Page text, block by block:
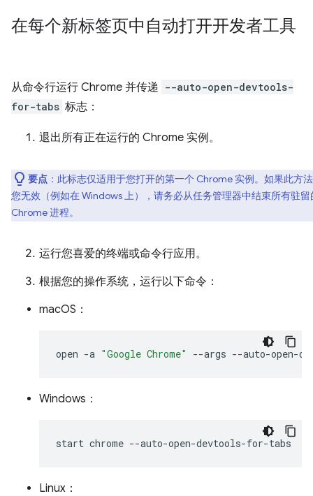
在每个新标签页中自动打开开发者工具
从命令行运行 Chrome 并传递 --auto-open-devtools-
for-tabs 标志：
退出所有正在运行的 Chrome 实例。
要点 ：此标志仅适用于您打开的第一个 Chrome 实例。如果此方
您无效（例如在 Windows 上），请务必从任务管理器中结束所有驻留
Chrome 进程。
运行您喜爱的终端或命令行应用。
根据您的操作系统，运行以下命令：
macOS：
open -a "Google Chrome" --args
Windows：
start chrome
Linux：